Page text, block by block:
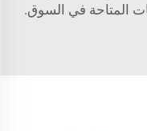
المتاحة في السوق.